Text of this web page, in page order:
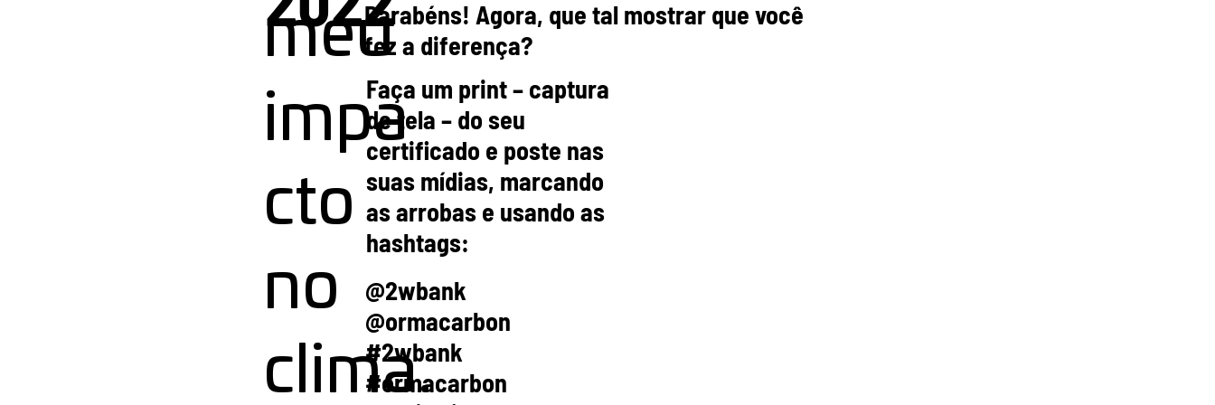
meu
impa
cto
no
clima.
Parabéns! Agora, que tal mostrar que você
fez a diferença?
Faça um print – captura
de tela – do seu
certificado e poste nas
suas mídias, marcando
as arrobas e usando as
hashtags:
@2wbank
@ormacarbon
#2wbank
#ormacarbon